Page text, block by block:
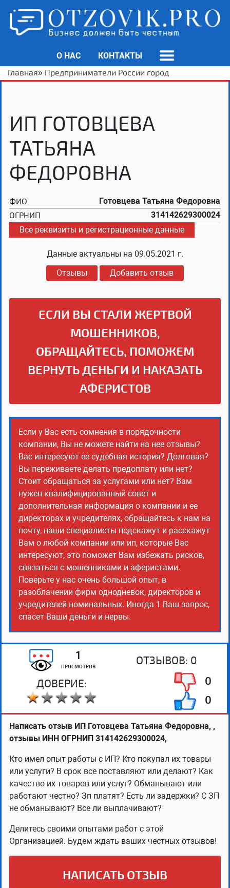
О НАС
КОНТАКТЫ
Главная» Предприниматели России город
ИП ГОТОВЦЕВА
ТАТЬЯНА
ФЕДОРОВНА
ФИО
Готовцева Татьяна Федоровна
ОГРНИП
314142629300024
Все реквизиты и регистрационные данные
Данные актуальны на 09.05.2021 г.
Отзывы
Добавить отзыв
ЕСЛИ ВЫ СТАЛИ ЖЕРТВОЙ
МОШЕННИКОВ,
ОБРАЩАЙТЕСЬ, ПОМОЖЕМ
ВЕРНУТЬ ДЕНЬГИ И НАКАЗАТЬ
АФЕРИСТОВ
Если у Вас есть сомнения в порядочности
компании, Вы не можете найти на нее отзывы?
Вас интересуют ее судебная история? Долговая?
Вы переживаете делать предоплату или нет?
Стоит обращаться за услугами или нет? Вам
нужен квалифицированный совет и
дополнительная информация о компании и ее
директорах и учредителях, обращайтесь к нам на
почту, наши специалисты подскажут и расскажут
Вам о любой компании или ип, которые Вас
интересуют, это поможет Вам избежать рисков,
связаться с мошенниками и аферистами.
Поверьте у нас очень большой опыт, в
разоблачении фирм однодневок, директоров и
учредителей номинальных. Иногда 1 Ваш запрос,
спасет Ваши деньги и нервы.
1
ПРОСМОТРОВ
ОТЗЫВОВ: 0
ДОВЕРИЕ:
0
0
Написать отзыв ИП Готовцева Татьяна Федоровна, ,
отзывы ИНН ОГРНИП 314142629300024,
Кто имел опыт работы с ИП? Кто покупал их товары
или услуги? В срок все поставляют или делают? Как
качество их товаров или услуг? Обманывают или
работают честно? Зп платят? Есть ли задержки? С ЗП
не обманывают? Все ли выплачивают?
Делитесь своими опытами работ с этой
Организацией. Будем ждать ваших честных отзывов!
НАПИСАТЬ ОТЗЫВ